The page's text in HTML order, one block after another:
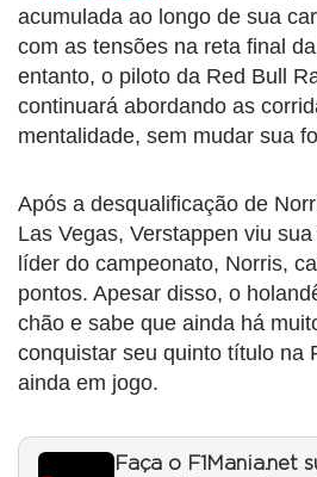
acumulada ao longo de sua
com as tensões na reta final
entanto, o piloto da Red Bull
continuará abordando as
mentalidade, sem mudar sua
Após a desqualificação de
Las Vegas, Verstappen viu
líder do campeonato, Norris,
pontos. Apesar disso, o
chão e sabe que ainda há
conquistar seu quinto título na
ainda em jogo.
Faça o F1Mania.net